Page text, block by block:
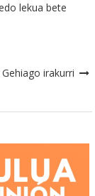
lekua bete
Gehiago irakurri